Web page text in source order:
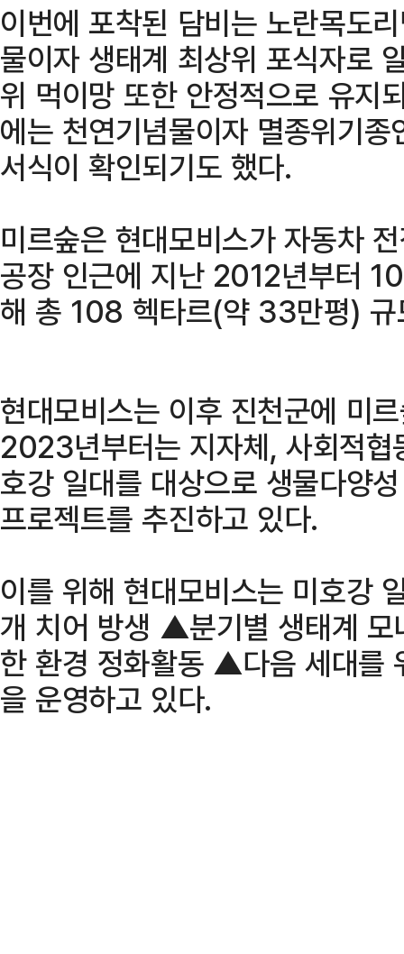
이번에 포착된 담비는 노란목도
물이자 생태계 최상위 포식자로
위 먹이망 또한 안정적으로 유지
에는 천연기념물이자 멸종위기
서식이 확인되기도 했다.
미르숲은 현대모비스가 자동차
공장 인근에 지난 2012년부터
해 총 108 헥타르(약 33만평) 규
현대모비스는 이후 진천군에 미
2023년부터는 지자체, 사회적협
호강 일대를 대상으로 생물다양
프로젝트를 추진하고 있다.
이를 위해 현대모비스는 미호강
개 치어 방생 ▲분기별 생태계
한 환경 정화활동 ▲다음 세대를
을 운영하고 있다.